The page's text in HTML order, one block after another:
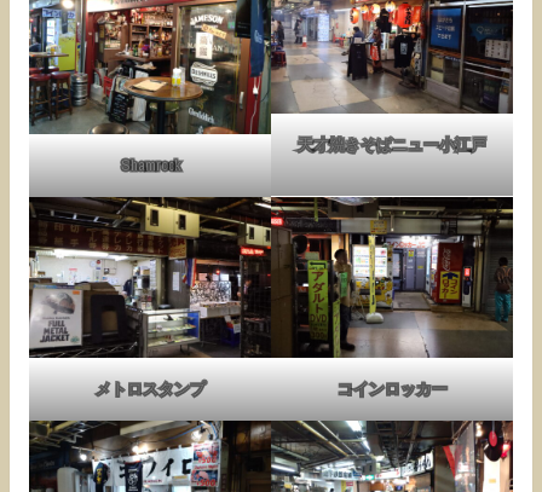
Shamrock
天才焼きそばニュー小江戸
メトロスタンプ コインロッカー